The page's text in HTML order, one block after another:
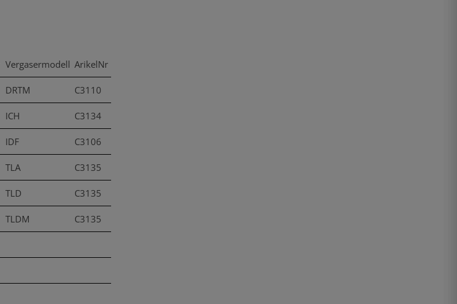
Vergasermodell ArikelNr
DRTM C3110
ICH C3134
IDF C3106
TLA C3135
TLD C3135
TLDM C3135